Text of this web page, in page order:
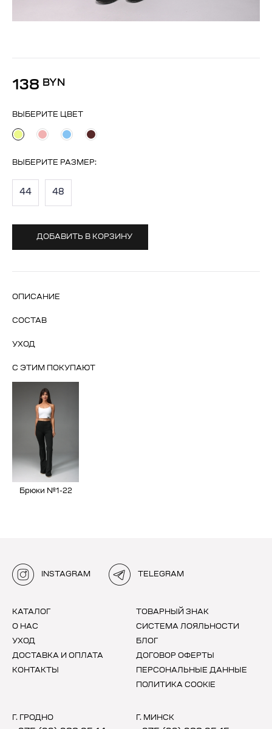
138 BYN
ВЫБЕРИТЕ ЦВЕТ
ВЫБЕРИТЕ РАЗМЕР:
44 48
ДОБАВИТЬ В КОРЗИНУ
ОПИСАНИЕ
СОСТАВ
УХОД
С ЭТИМ ПОКУПАЮТ
Брюки №1-22
INSTAGRAM TELEGRAM
КАТАЛОГ
О НАС
УХОД
ДОСТАВКА И ОПЛАТА
КОНТАКТЫ
ТОВАРНЫЙ ЗНАК
СИСТЕМА ЛОЯЛЬНОСТИ
БЛОГ
ДОГОВОР ОФЕРТЫ
ПЕРСОНАЛЬНЫЕ ДАННЫЕ
ПОЛИТИКА COOKIE
Г. ГРОДНО Г. МИНСК